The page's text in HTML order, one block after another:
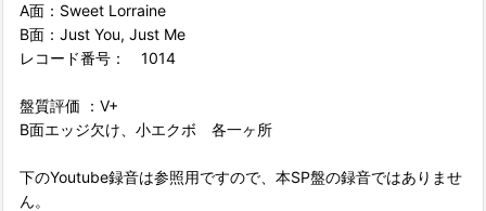
A面：Sweet Lorraine
B面：Just You, Just Me
レコード番号： 1014
盤質評価 ：V+
B面エッジ欠け、小エクボ 各一ヶ所
下のYoutube録音は参照用ですので、本SP盤の録音ではありませ
ん。